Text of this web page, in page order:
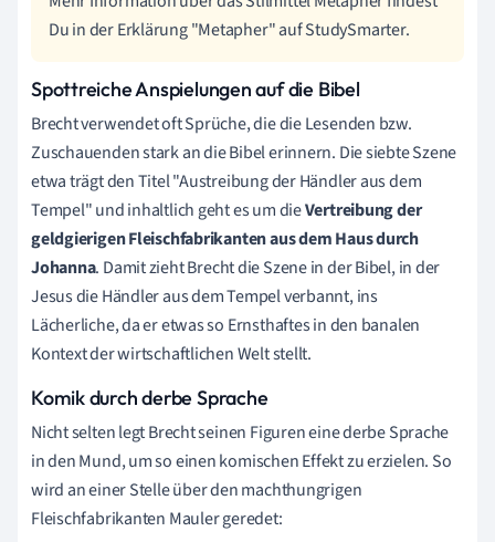
Du in der Erklärung "Metapher" auf StudySmarter.
Spottreiche Anspielungen auf die Bibel
Brecht verwendet oft Sprüche, die die Lesenden bzw.
Zuschauenden stark an die Bibel erinnern. Die siebte Szene
etwa trägt den Titel "Austreibung der Händler aus dem
Tempel" und inhaltlich geht es um dieVertreibung der
geldgierigen Fleischfabrikanten aus dem Haus durch
Johanna. Damit zieht Brecht die Szene in der Bibel, in der
Jesus die Händler aus dem Tempel verbannt, ins
Lächerliche, da er etwas so Ernsthaftes in den banalen
Kontext der wirtschaftlichen Welt stellt.
Komik durch derbe Sprache
Nicht selten legt Brecht seinen Figuren eine derbe Sprache
in den Mund, um so einen komischen Effekt zu erzielen. So
wird an einer Stelle über den machthungrigen
Fleischfabrikanten Mauler geredet: